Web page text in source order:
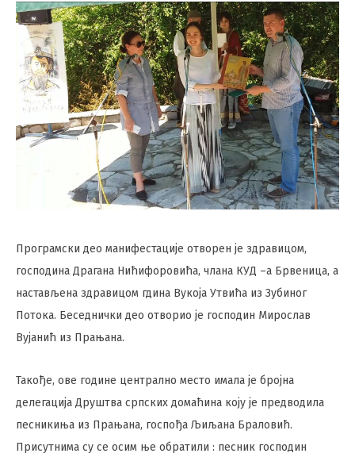
Програмски део манифестације отворен је здравицом,
господина Драгана Нићифоровића, члана КУД –а Брвеница, а
настављена здравицом гдина Вукоја Утвића из Зубиног
Потока. Беседнички део отворио је господин Мирослав
Вујанић из Прањана.
Такође, ове године централно место имала је бројна
делегација Друштва српских домаћина коју је предводила
песникиња из Прањана, госпођа Љиљана Браловић.
Присутнима су се осим ње обратили : песник господин